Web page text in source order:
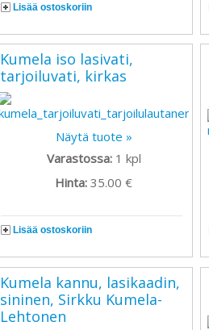
Lisää ostoskoriin
Kumela iso lasivati,
tarjoiluvati, kirkas
Näytä tuote »
Varastossa: 1 kpl
Hinta:35.00 €
Lisää ostoskoriin
Kumela kannu, lasikaadin,
sininen, Sirkku Kumela-
Lehtonen